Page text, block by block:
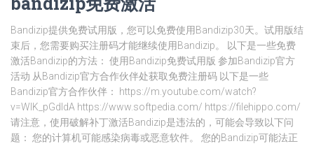
Bandizip提供免费试用版，您可以免费使用Bandizip30天。试用版结
束后，您需要购买注册码才能继续使用Bandizip。 以下是一些免费
激活Bandizip的方法： 使用Bandizip免费试用版 参加Bandizip官方
活动 从Bandizip官方合作伙伴处获取免费注册码 以下是一些
Bandizip官方合作伙伴： https://m.youtube.com/watch?
v=WIK_pGdIdA https://www.softpedia.com/ https://filehippo.com/
请注意，使用破解补丁激活Bandizip是违法的，可能会导致以下问
题： 您的计算机可能感染病毒或恶意软件。 您的Bandizip可能法正